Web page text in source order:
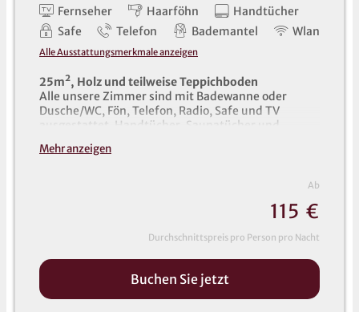
Fernseher Haarföhn
Handtücher
Safe
Telefon Bademantel Wlan
Alle Ausstattungsmerkmale anzeigen
25m², Holz und teilweise Teppichboden
Alle unsere Zimmer sind mit Badewanne oder
Dusche/WC, Fön, Telefon, Radio, Safe und TV
ausgestattet. Handtücher, Saunatücher und
für Kinder).
Mehr anzeigen
Ab
115 €
Durchschnittspreis pro Person pro Nacht
Buchen Sie jetzt